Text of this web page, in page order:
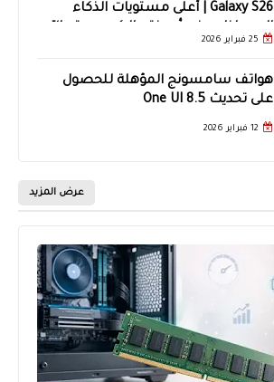
Galaxy S26 | أعلى مستويات الذكاء
25 فبراير 2026
هواتف سامسونج المؤهلة للحصول
على تحديث One UI 8.5
12 فبراير 2026
عرض المزيد